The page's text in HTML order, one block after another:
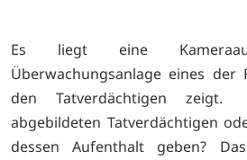
Es liegt eine
Überwachungsanlage eines der
den Tatverdächtigen
abgebildeten Tatverdächtigen
dessen Aufenthalt geben?